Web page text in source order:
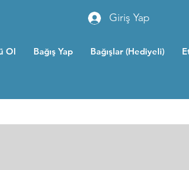
Giriş Yap
Ol Bağış Yap Bağışlar (Hediyeli)